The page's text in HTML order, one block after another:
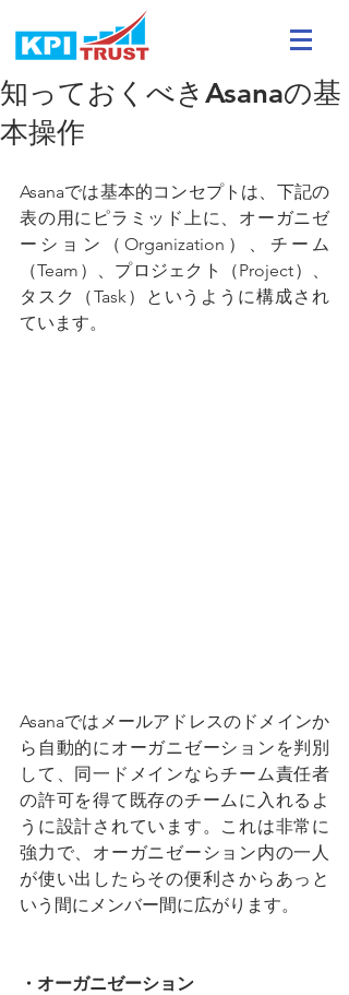
知っておくべきAsanaの基
本操作
Asanaでは基本的コンセプトは、下記の
表の用にピラミッド上に、オーガニゼ
ーション（Organization）、チーム
（Team）、プロジェクト（Project）、
タスク（Task）というように構成され
ています。
Asanaではメールアドレスのドメインか
ら自動的にオーガニゼーションを判別
して、同一ドメインならチーム責任者
の許可を得て既存のチームに入れるよ
うに設計されています。これは非常に
強力で、オーガニゼーション内の一人
が使い出したらその便利さからあっと
いう間にメンバー間に広がります。
・オーガニゼーション